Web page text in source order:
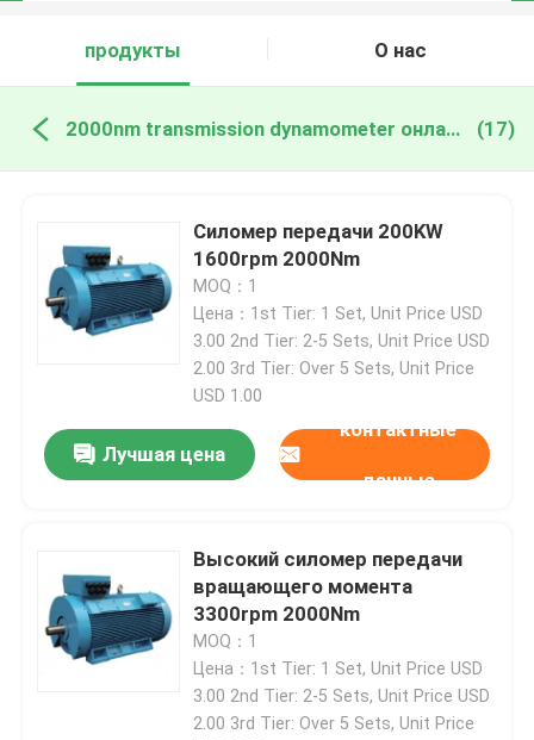
продукты О нас
2000nm transmission dynamometer онлайн производство (17)
Силомер передачи 200KW
1600rpm 2000Nm
MOQ：1
Цена：1st Tier: 1 Set, Unit Price USD
3.00 2nd Tier: 2-5 Sets, Unit Price USD
2.00 3rd Tier: Over 5 Sets, Unit Price
USD 1.00
Лучшая цена
контактные
данные
Высокий силомер передачи
вращающего момента
3300rpm 2000Nm
MOQ：1
Цена：1st Tier: 1 Set, Unit Price USD
3.00 2nd Tier: 2-5 Sets, Unit Price USD
2.00 3rd Tier: Over 5 Sets, Unit Price